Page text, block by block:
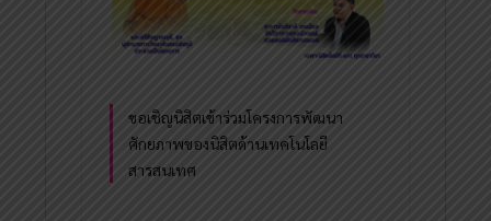
ขอเชิญนิสิตเข้าร่วมโครงการพัฒนา
ศักยภาพของนิสิตด้านเทคโนโลยี
สารสนเทศ